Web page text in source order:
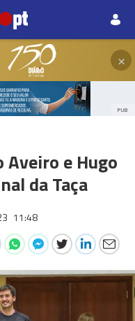
×
PUB
Aveiro e Hugo
da Taça
11:48